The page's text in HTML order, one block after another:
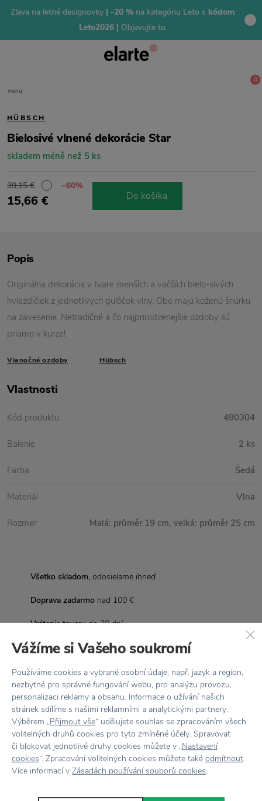
Zľava na letné designovky| -20 % na kategóriu Leto s kódom
Leto2026 | Objavujte tu
menu
0
HÜBSCH
Bielosivé vlnené dekorácie Star
skladem méně než 5 ks
39,15 € −60%
15,66 € Do košíka
Všetko skladom, odosielame ihneď
Doprava zadarmo nad 100 €
Vrátenie tovarudo 30 dní
7500+ produktovna výber
Showroomv Zlíne
Popis
Originálna dekorácia v tvare menších a väčších bielo-sivých
hviezdičiek z jednotlivých guľôčok vlny. Obe majú koženú šnúrku
na zavesenie. Netradičné a čo najprirodzenejšie ozdoby sú
priamo v kurze!
Vianočné ozdoby Hübsch
Vlastnosti
Kód produktu 490304
Balenie 2 ks
Farba Šedá
Materiál Vlna
Rozmer Malá: průměr 19 cm, velká: průměr 25 cm
Stojí zapozornosť
Vážíme si Vašeho soukromí
Používáme cookies a vybrané osobní údaje, např. jazyk a region,
nezbytné pro správné fungování webu, pro analýzu provozu,
personalizaci reklamy a obsahu. Informace o užívání našich
stránek sdílíme s našimi reklamními a analytickými partnery.
Výběrem „Přijmout vše“ udělujete souhlas se zpracováním všech
volitelných druhů cookies pro tyto zmíněné účely. Spravovat
či blokovat jednotlivé druhy cookies můžete v „Nastavení
cookies“. Zpracování volitelných cookies můžete také odmítnout.
Více informací v Zásadách používání souborů cookies.